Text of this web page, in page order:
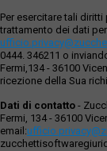
Per esercitare tali
trattamento dei dati
0444. 346211 o
Fermi,134 - 36100
ricezione della Sua
Dati di contatto -
Fermi, 134 - 36100
email: